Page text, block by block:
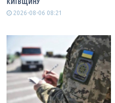
2026-08-06 08:21